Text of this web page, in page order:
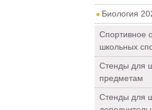
Биология
Спортивное
школьных
Стенды для
предметам
Стенды для